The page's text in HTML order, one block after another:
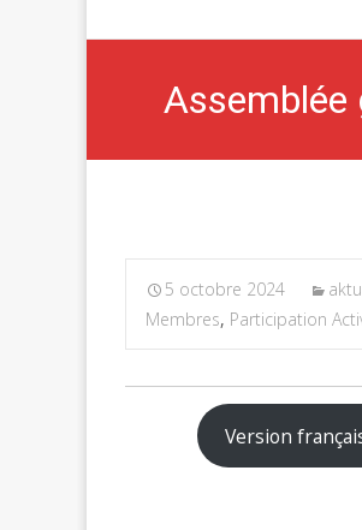
Assemblée
5 octobre 2024
Membres, Participation
Version